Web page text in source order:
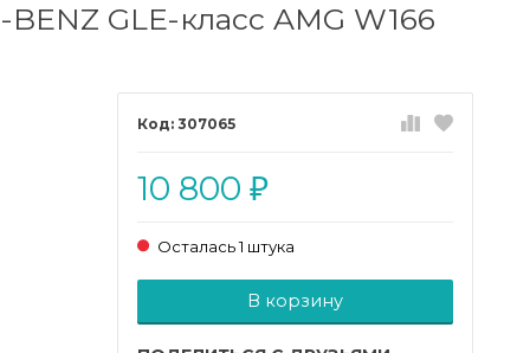
GLE-класс AMG W166
307065
10 800 ₽
Осталась 1 штука
Добавляется...
В корзину
Добавлен